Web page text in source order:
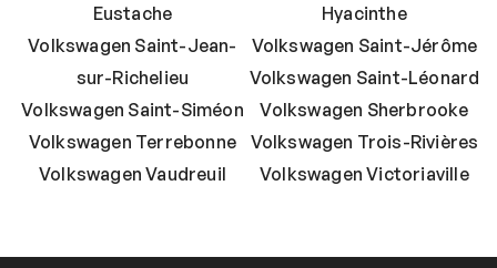
Eustache
Hyacinthe
Volkswagen Saint-Jean-
sur-Richelieu
Volkswagen Saint-Jérôme
Volkswagen Saint-Léonard
Volkswagen Saint-Siméon
Volkswagen Sherbrooke
Volkswagen Terrebonne
Volkswagen Trois-Rivières
Volkswagen Vaudreuil
Volkswagen Victoriaville